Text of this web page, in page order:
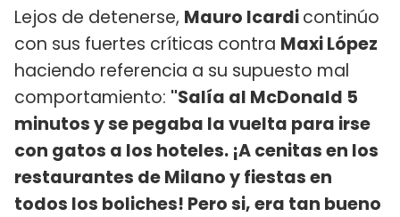
Lejos de detenerse, Mauro Icardicontinúo
con sus fuertes críticas contra Maxi López
haciendo referencia a su supuesto mal
comportamiento: "Salía al McDonald 5
minutos y se pegaba la vuelta para irse
con gatos a los hoteles. ¡A cenitas en los
restaurantes de Milano y fiestas en
todos los boliches! Pero si, era tan bueno